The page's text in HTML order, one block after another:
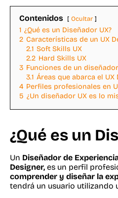
Contenidos Ocultar
1 ¿Qué es un Diseñador UX?
2 Características de un UX
2.1 Soft Skills UX
2.2 Hard Skills UX
3 Funciones de un
3.1 Áreas que abarca el UX
4 Perfiles profesionales en
5 ¿Un diseñador UX es lo
¿Qué es un
Un Diseñador de
Designer, es un perfil
comprender y diseñar la
tendrá un usuario utilizando